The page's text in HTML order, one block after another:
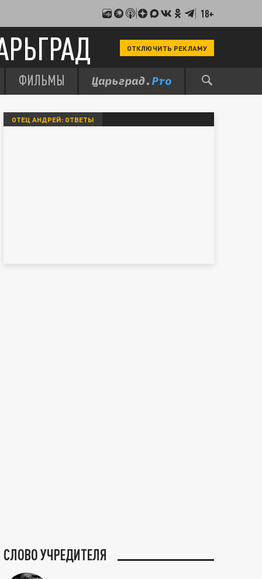
18+
ОТКЛЮЧИТЬ РЕКЛАМУ
ФИЛЬМЫ
ОТЕЦ АНДРЕЙ: ОТВЕТЫ
СЛОВО УЧРЕДИТЕЛЯ